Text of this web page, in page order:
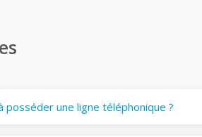
posséder une ligne téléphonique ?